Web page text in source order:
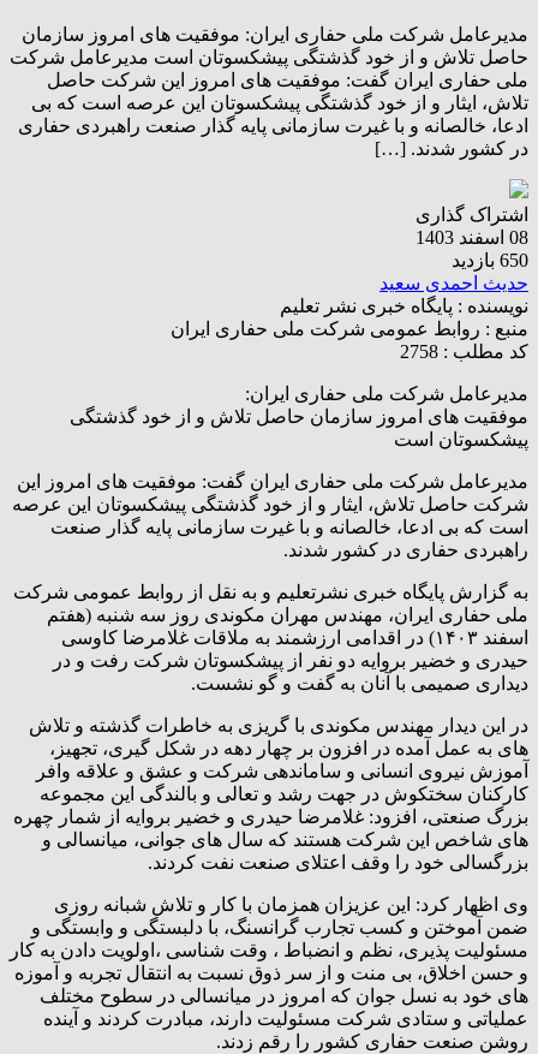
مدیرعامل شرکت ملی حفاری ایران: موفقیت های امروز سازمان
حاصل تلاش و از خود گذشتگی پیشکسوتان است مدیرعامل شرکت
ملی حفاری ایران گفت: موفقیت های امروز این شرکت حاصل
تلاش، ایثار و از خود گذشتگی پیشکسوتان این عرصه است که بی
ادعا، خالصانه و با غیرت سازمانی پایه گذار صنعت راهبردی حفاری
در کشور شدند. […]
اشتراک گذاری
08 اسفند 1403
650 بازدید
حدیث احمدی سعید
نویسنده : پایگاه خبری نشر تعلیم
منبع : روابط عمومی شرکت ملی حفاری ایران
کد مطلب : 2758
مدیرعامل شرکت ملی حفاری ایران:
موفقیت های امروز سازمان حاصل تلاش و از خود گذشتگی
پیشکسوتان است
مدیرعامل شرکت ملی حفاری ایران گفت: موفقیت های امروز این
شرکت حاصل تلاش، ایثار و از خود گذشتگی پیشکسوتان این عرصه
است که بی ادعا، خالصانه و با غیرت سازمانی پایه گذار صنعت
راهبردی حفاری در کشور شدند.
به گزارش پایگاه خبری نشرتعلیم و به نقل از روابط عمومی شرکت
ملی حفاری ایران، مهندس مهران مکوندی روز سه شنبه (هفتم
اسفند ۱۴۰۳) در اقدامی ارزشمند به ملاقات غلامرضا کاوسی
حیدری و خضیر بروایه دو نفر از پیشکسوتان شرکت رفت و در
دیداری صمیمی با آنان به گفت و گو نشست.
در این دیدار مهندس مکوندی با گریزی به خاطرات گذشته و تلاش
های به عمل آمده در افزون بر چهار دهه در شکل گیری، تجهیز،
آموزش نیروی انسانی و ساماندهی شرکت و عشق و علاقه وافر
کارکنان سختکوش در جهت رشد و تعالی و بالندگی این مجموعه
بزرگ صنعتی، افزود: غلامرضا حیدری و خضیر بروایه از شمار چهره
های شاخص این شرکت هستند که سال های جوانی، میانسالی و
بزرگسالی خود را وقف اعتلای صنعت نفت کردند.
وی اظهار کرد: این عزیزان همزمان با کار و تلاش شبانه روزی
ضمن آموختن و کسب تجارب گرانسنگ، با دلبستگی و وابستگی و
مسئولیت پذیری، نظم و انضباط ، وقت شناسی ،اولویت دادن به کار
و حسن اخلاق، بی منت و از سر ذوق نسبت به انتقال تجربه و آموزه
های خود به نسل جوان که امروز در میانسالی در سطوح مختلف
عملیاتی و ستادی شرکت مسئولیت دارند، مبادرت کردند و آینده
روشن صنعت حفاری کشور را رقم زدند.